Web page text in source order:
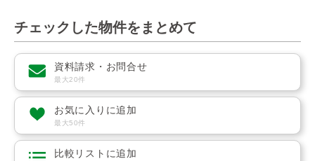
チェックした物件をまとめて
資料請求・お問合せ
最大20件
お気に入りに追加
最大50件
比較リストに追加